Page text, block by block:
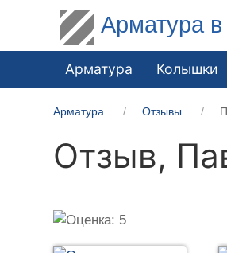
Арматура
Арматура Колышки
Арматура Отзывы
Отзыв,